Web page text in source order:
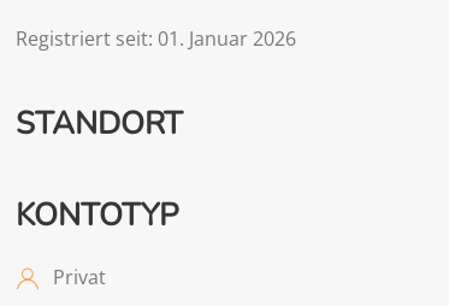
Registriert seit: 01. Januar 2026
STANDORT
KONTOTYP
Privat